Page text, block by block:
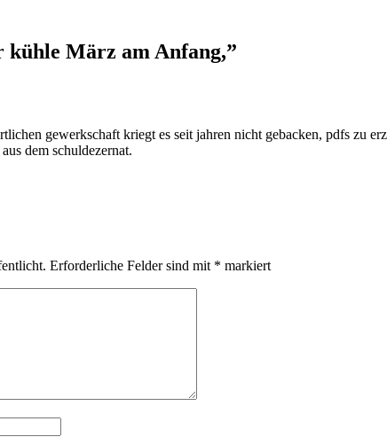
kühle März am Anfang,”
gewerkschaft kriegt es seit jahren nicht gebacken, pdfs zu
dem schuldezernat.
Erforderliche Felder sind mit * markiert